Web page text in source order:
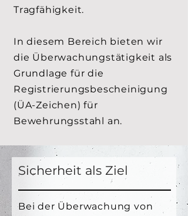
Tragfähigkeit.
In diesem Bereich bieten wir
die Überwachungstätigkeit als
Grundlage für die
Registrierungsbescheinigung
(ÜA-Zeichen) für
Bewehrungsstahl an.
Sicherheit als Ziel
Bei der Überwachung von